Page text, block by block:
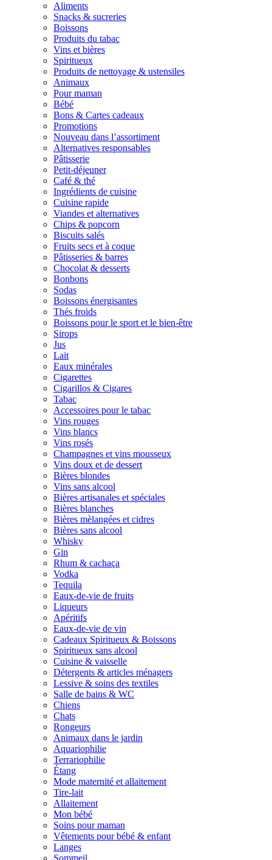
Aliments
Snacks & sucreries
Boissons
Produits du tabac
Vins et bières
Spiritueux
Produits de nettoyage & ustensiles
Animaux
Pour maman
Bébé
Bons & Cartes cadeaux
Promotions
Nouveau dans l’assortiment
Alternatives responsables
Pâtisserie
Petit-déjeuner
Café & thé
Ingrédients de cuisine
Cuisine rapide
Viandes et alternatives
Chips & popcorn
Biscuits salés
Fruits secs et à coque
Pâtisseries & barres
Chocolat & desserts
Bonbons
Sodas
Boissons énergisantes
Thés froids
Boissons pour le sport et le bien-être
Sirops
Jus
Lait
Eaux minérales
Cigarettes
Cigarillos & Cigares
Tabac
Accessoires pour le tabac
Vins rouges
Vins blancs
Vins rosés
Champagnes et vins mousseux
Vins doux et de dessert
Bières blondes
Vins sans alcool
Bières artisanales et spéciales
Bières blanches
Bières mèlangées et cidres
Bières sans alcool
Whisky
Gin
Rhum & cachaça
Vodka
Tequila
Eaux-de-vie de fruits
Liqueurs
Apéritifs
Eaux-de-vie de vin
Cadeaux Spiritueux & Boissons
Spiritueux sans alcool
Cuisine & vaisselle
Détergents & articles ménagers
Lessive & soins des textiles
Salle de bains & WC
Chiens
Chats
Rongeurs
Animaux dans le jardin
Aquariophilie
Terrariophilie
Étang
Mode maternité et allaitement
Tire-lait
Allaitement
Mon bébé
Soins pour maman
Vêtements pour bébé & enfant
Langes
Sommeil